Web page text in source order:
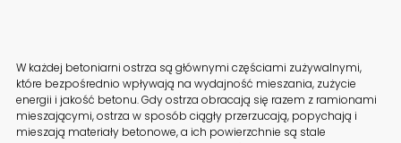
W każdej betoniarni ostrza są głównymi częściami zużywalnymi,
które bezpośrednio wpływają na wydajność mieszania, zużycie
energii i jakość betonu. Gdy ostrza obracają się razem z ramionami
mieszającymi, ostrza w sposób ciągły przerzucają, popychają i
mieszają materiały betonowe, a ich powierzchnie są stale